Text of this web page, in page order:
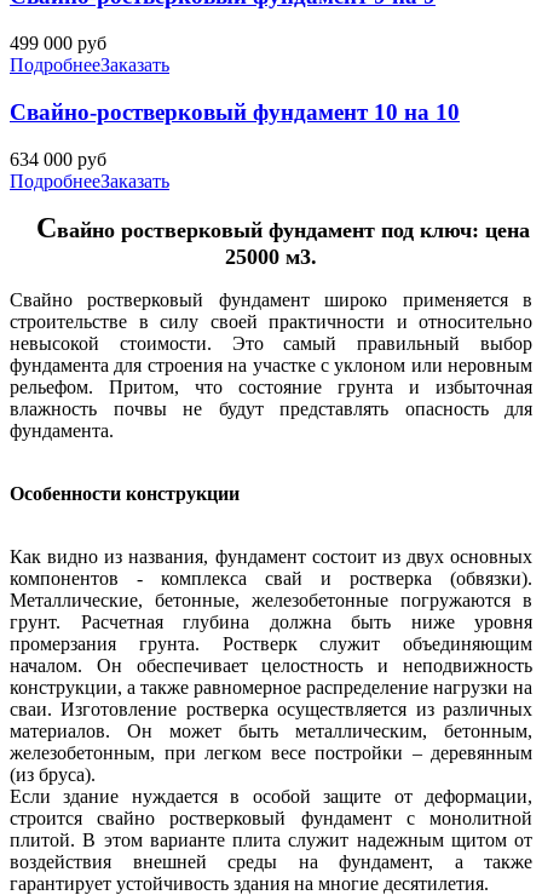
499 000 руб
ПодробнееЗаказать
Свайно-ростверковый фундамент 10 на 10
634 000 руб
ПодробнееЗаказать
Свайно ростверковый фундамент под ключ: цена
25000 м3.
Свайно ростверковый фундамент широко применяется в
строительстве в силу своей практичности и относительно
невысокой стоимости. Это самыйправильный выбор
фундамента для строения на участке с уклоном или неровным
рельефом. Притом, что состояние грунта и избыточная
влажность почвы не будут представлять опасность для
фундамента.
Особенности конструкции
Как видно из названия, фундамент состоит из двух основных
компонентов - комплекса свай и ростверка (обвязки).
Металлические, бетонные, железобетонные погружаются в
грунт. Расчетная глубина должна быть ниже уровня
промерзания грунта. Ростверк служит объединяющим
началом. Он обеспечивает целостность и неподвижность
конструкции, а также равномерное распределение нагрузки на
сваи. Изготовление ростверка осуществляется из различных
материалов. Он может быть металлическим, бетонным,
железобетонным, при легком весе постройки – деревянным
(из бруса).
Если здание нуждается в особой защите от деформации,
строится свайноростверковый фундамент с монолитной
плитой. В этом варианте плитаслужит надежным щитом от
воздействия внешней среды на фундамент, а также
гарантирует устойчивость здания на многие десятилетия.